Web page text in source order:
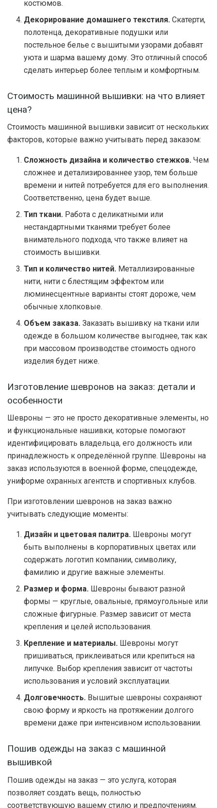
костюмов.
Декорирование домашнего текстиля. Скатерти,
полотенца, декоративные подушки или
постельное белье с вышитыми узорами добавят
уюта и шарма вашему дому. Это отличный способ
сделать интерьер более теплым и комфортным.
Стоимость машинной вышивки: на что влияет
цена?
Стоимость машинной вышивки зависит от нескольких
факторов, которые важно учитывать перед заказом:
Сложность дизайна и количество стежков. Чем
сложнее и детализированнее узор, тем больше
времени и нитей потребуется для его выполнения.
Соответственно, цена будет выше.
Тип ткани. Работа с деликатными или
нестандартными тканями требует более
внимательного подхода, что также влияет на
стоимость вышивки.
Тип и количество нитей. Металлизированные
нити, нити с блестящим эффектом или
люминесцентные варианты стоят дороже, чем
обычные хлопковые.
Объем заказа. Заказать вышивку на ткани или
одежде в большом количестве выгоднее, так как
при массовом производстве стоимость одного
изделия будет ниже.
Изготовление шевронов на заказ: детали и
особенности
Шевроны — это не просто декоративные элементы, но
и функциональные нашивки, которые помогают
идентифицировать владельца, его должность или
принадлежность к определённой группе. Шевроны на
заказ используются в военной форме, спецодежде,
униформе охранных агентств и спортивных клубов.
При изготовлении шевронов на заказ важно
учитывать следующие моменты:
Дизайн и цветовая палитра. Шевроны могут
быть выполнены в корпоративных цветах или
содержать логотип компании, символику,
фамилию и другие важные элементы.
Размер и форма. Шевроны бывают разной
формы — круглые, овальные, прямоугольные или
сложные фигурные. Размер зависит от места
крепления и целей использования.
Крепление и материалы. Шевроны могут
пришиваться, приклеиваться или крепиться на
липучке. Выбор крепления зависит от частоты
использования и условий эксплуатации.
Долговечность. Вышитые шевроны сохраняют
свою форму и яркость на протяжении долгого
времени даже при интенсивном использовании.
Пошив одежды на заказ с машинной
вышивкой
Пошив одежды на заказ — это услуга, которая
позволяет создать вещь, полностью
соответствующую вашему стилю и предпочтениям.